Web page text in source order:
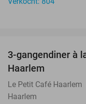
3-gangendiner à
Haarlem
Le Petit Café Haarlem
Haarlem